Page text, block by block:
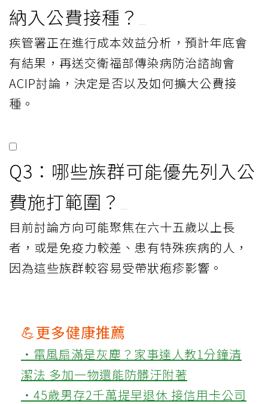
納入公費接種？
疾管署正在進行成本效益分析，預計年底會
有結果，再送交衛福部傳染病防治諮詢會
ACIP討論，決定是否以及如何擴大公費接
種。
Q3：哪些族群可能優先列入公
費施打範圍？
目前討論方向可能聚焦在六十五歲以上長
者，或是免疫力較差、患有特殊疾病的人，
因為這些族群較容易受帶狀疱疹影響。
💪更多健康推薦
‧電風扇滿是灰塵？家事達人教1分鐘清
潔法 多加一物還能防髒汙附著
‧45歲男存2千萬提早退休 接信用卡公司